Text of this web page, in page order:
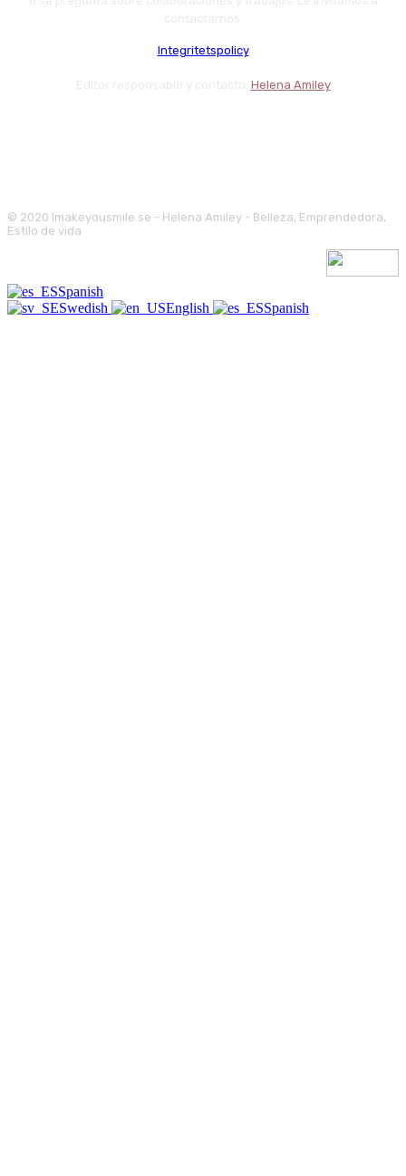
Integritetspolicy
Helena Amiley
© 2020 Imakeyousmile.se - Helena Amiley - Belleza, Emprendedora,
Estilo de vida
Spanish
Swedish
English Spanish